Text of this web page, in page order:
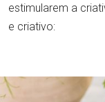
estimularem a
e criativo: